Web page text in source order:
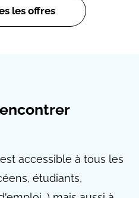
les offres
accessible à tous les
étudiants,